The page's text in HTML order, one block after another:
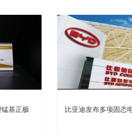
基正极
比亚迪发布多项固态